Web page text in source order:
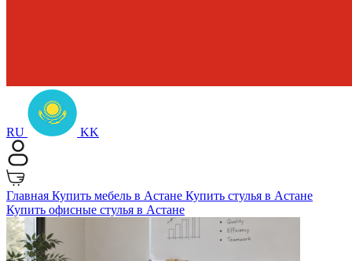
RU KK
Главная Купить мебель в Астане Купить стулья в Астане
Купить офисные стулья в Астане